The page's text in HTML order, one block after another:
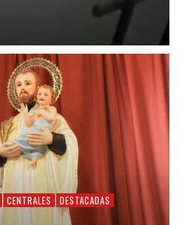
CENTRALES
DESTACADAS